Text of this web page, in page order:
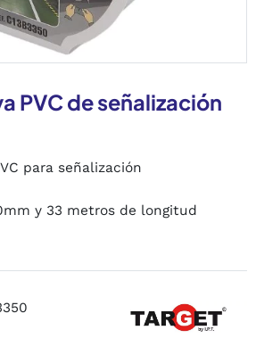
PVC de señalización
para señalización
y 33 metros de longitud